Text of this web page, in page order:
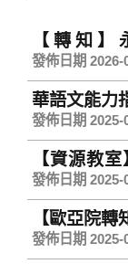
【轉知】
1143&1151
發佈日期 2026-
華語文能力
發佈日期 2025-
【資源教
114.07.01(
發佈日期 2025-
【歐亞院
發佈日期 2025-